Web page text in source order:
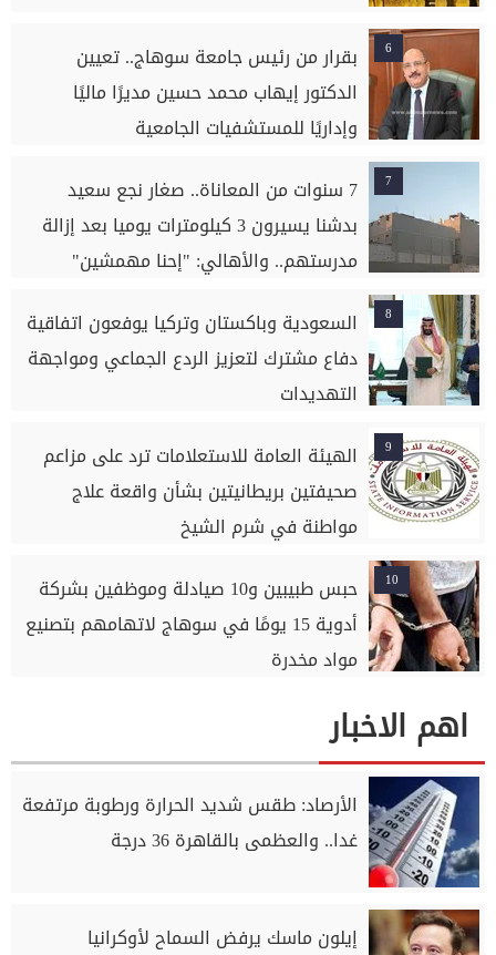
6
بقرار من رئيس جامعة سوهاج.. تعيين
الدكتور إيهاب محمد حسين مديرًا ماليًا
وإداريًا للمستشفيات الجامعية
7
7 سنوات من المعاناة.. صغار نجع سعيد
بدشنا يسيرون 3 كيلومترات يوميا بعد إزالة
مدرستهم.. والأهالي: "إحنا مهمشين"
8
السعودية وباكستان وتركيا يوفعون اتفاقية
دفاع مشترك لتعزيز الردع الجماعي ومواجهة
التهديدات
9
الهيئة العامة للاستعلامات ترد على مزاعم
صحيفتين بريطانيتين بشأن واقعة علاج
مواطنة في شرم الشيخ
10
حبس طبيبين و10 صيادلة وموظفين بشركة
أدوية 15 يومًا في سوهاج لاتهامهم بتصنيع
مواد مخدرة
اهم الاخبار
الأرصاد: طقس شديد الحرارة ورطوبة مرتفعة
غدا.. والعظمى بالقاهرة 36 درجة
إيلون ماسك يرفض السماح لأوكرانيا